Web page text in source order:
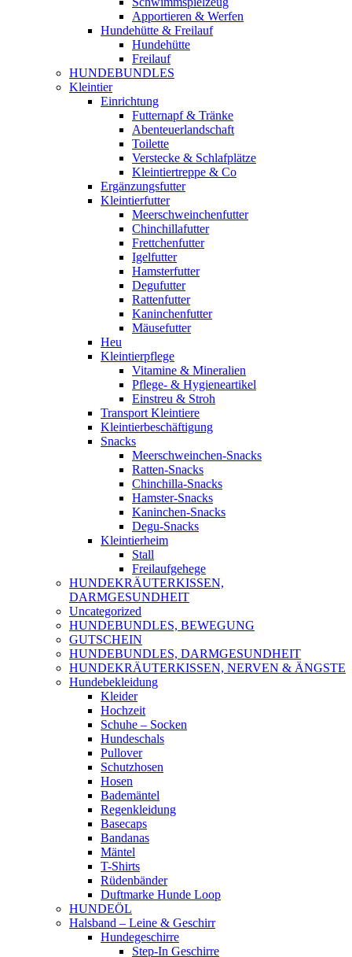
Apportieren & Werfen
Hundehütte & Freilauf
Hundehütte
Freilauf
HUNDEBUNDLES
Kleintier
Einrichtung
Futternapf & Tränke
Abenteuerlandschaft
Toilette
Verstecke & Schlafplätze
Kleintiertreppe & Co
Ergänzungsfutter
Kleintierfutter
Meerschweinchenfutter
Chinchillafutter
Frettchenfutter
Igelfutter
Hamsterfutter
Degufutter
Rattenfutter
Kaninchenfutter
Mäusefutter
Heu
Kleintierpflege
Vitamine & Mineralien
Pflege- & Hygieneartikel
Einstreu & Stroh
Transport Kleintiere
Kleintierbeschäftigung
Snacks
Meerschweinchen-Snacks
Ratten-Snacks
Chinchilla-Snacks
Hamster-Snacks
Kaninchen-Snacks
Degu-Snacks
Kleintierheim
Stall
Freilaufgehege
HUNDEKRÄUTERKISSEN,
DARMGESUNDHEIT
Uncategorized
HUNDEBUNDLES, BEWEGUNG
GUTSCHEIN
HUNDEBUNDLES, DARMGESUNDHEIT
HUNDEKRÄUTERKISSEN, NERVEN & ÄNGSTE
Hundebekleidung
Kleider
Hochzeit
Schuhe – Socken
Hundeschals
Pullover
Schutzhosen
Hosen
Bademäntel
Regenkleidung
Basecaps
Bandanas
Mäntel
T-Shirts
Rüdenbänder
Duftmarke Hunde Loop
HUNDEÖL
Halsband – Leine & Geschirr
Hundegeschirre
Step-In Geschirre